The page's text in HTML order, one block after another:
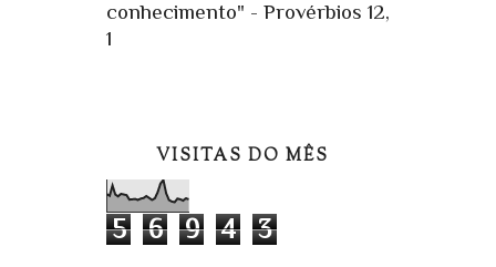
conhecimento" - Provérbios 12,
1
VISITAS DO MÊS
5 6 9 4 3